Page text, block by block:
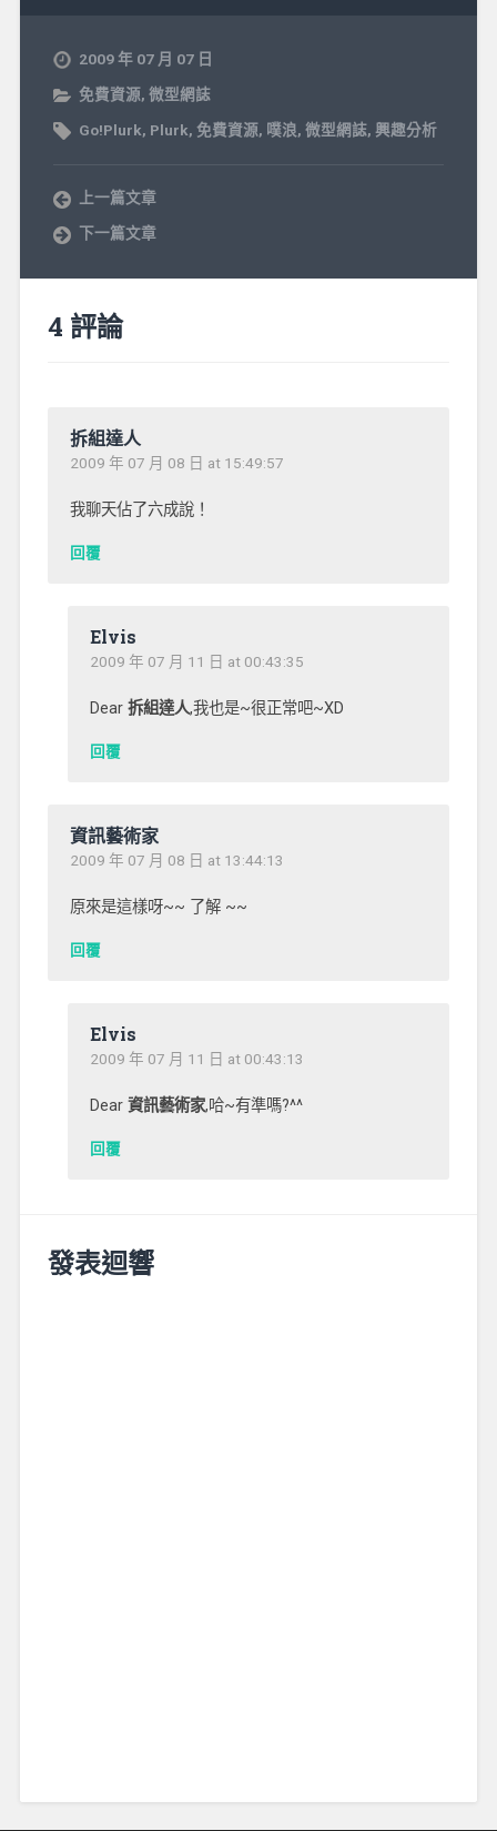
2009 年 07 月 07 日
免費資源, 微型網誌
Go!Plurk, Plurk, 免費資源, 噗浪, 微型網誌, 興趣分析
上一篇文章
下一篇文章
4 評論
拆組達人
2009 年 07 月 08 日 at 15:49:57
我聊天佔了六成說！
回覆
Elvis
2009 年 07 月 11 日 at 00:43:35
Dear 拆組達人,我也是~很正常吧~XD
回覆
資訊藝術家
2009 年 07 月 08 日 at 13:44:13
原來是這樣呀~~ 了解 ~~
回覆
Elvis
2009 年 07 月 11 日 at 00:43:13
Dear 資訊藝術家,哈~有準嗎?^^
回覆
發表迴響